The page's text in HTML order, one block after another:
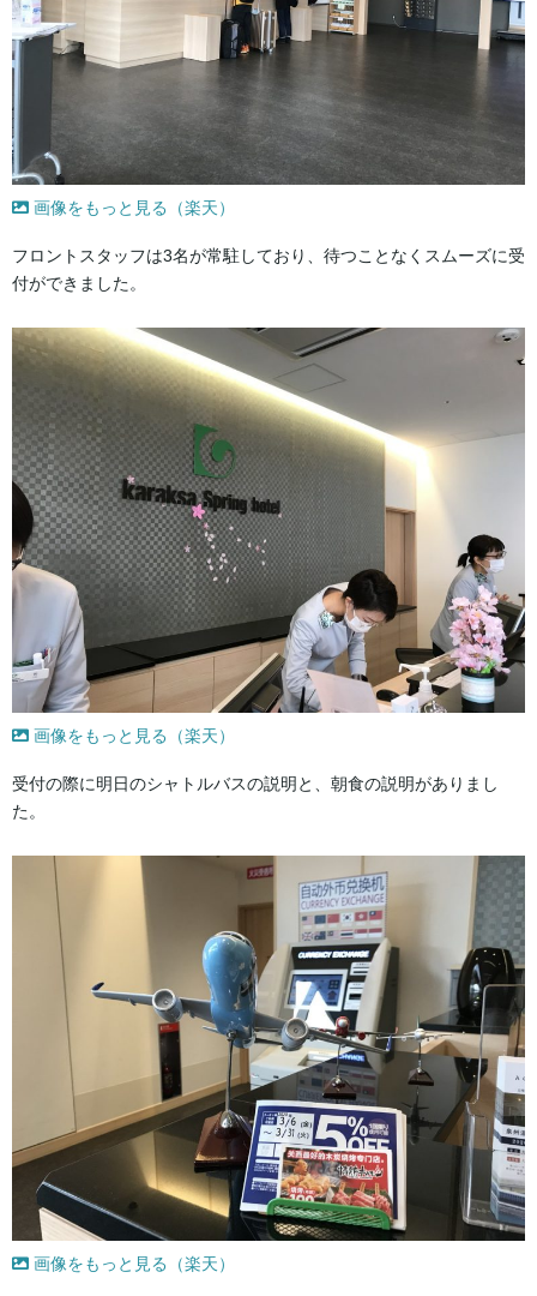
画像をもっと見る（楽天）
フロントスタッフは3名が常駐しており、待つことなくスムーズに受
付ができました。
画像をもっと見る（楽天）
受付の際に明日のシャトルバスの説明と、朝食の説明がありまし
た。
画像をもっと見る（楽天）